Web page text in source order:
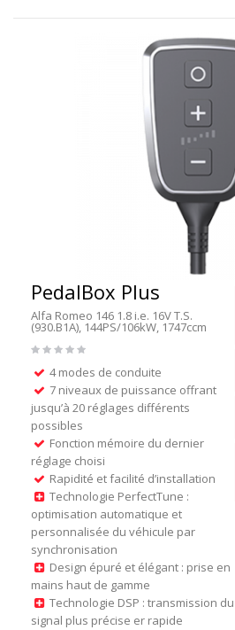
PedalBox Plus
Alfa Romeo 146 1.8 i.e. 16V T.S.
(930.B1A), 144PS/106kW, 1747ccm
4 modes de conduite
7 niveaux de puissance offrant
jusqu’à 20 réglages différents
possibles
Fonction mémoire du dernier
réglage choisi
Rapidité et facilité d’installation
Technologie PerfectTune :
optimisation automatique et
personnalisée du véhicule par
synchronisation
Design épuré et élégant : prise en
mains haut de gamme
Technologie DSP : transmission du
signal plus précise er rapide